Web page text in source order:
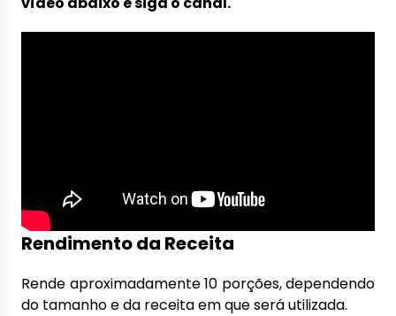
Rendimento da Receita
Rende aproximadamente 10 porções, dependendo
do tamanho e da receita em que será utilizada.